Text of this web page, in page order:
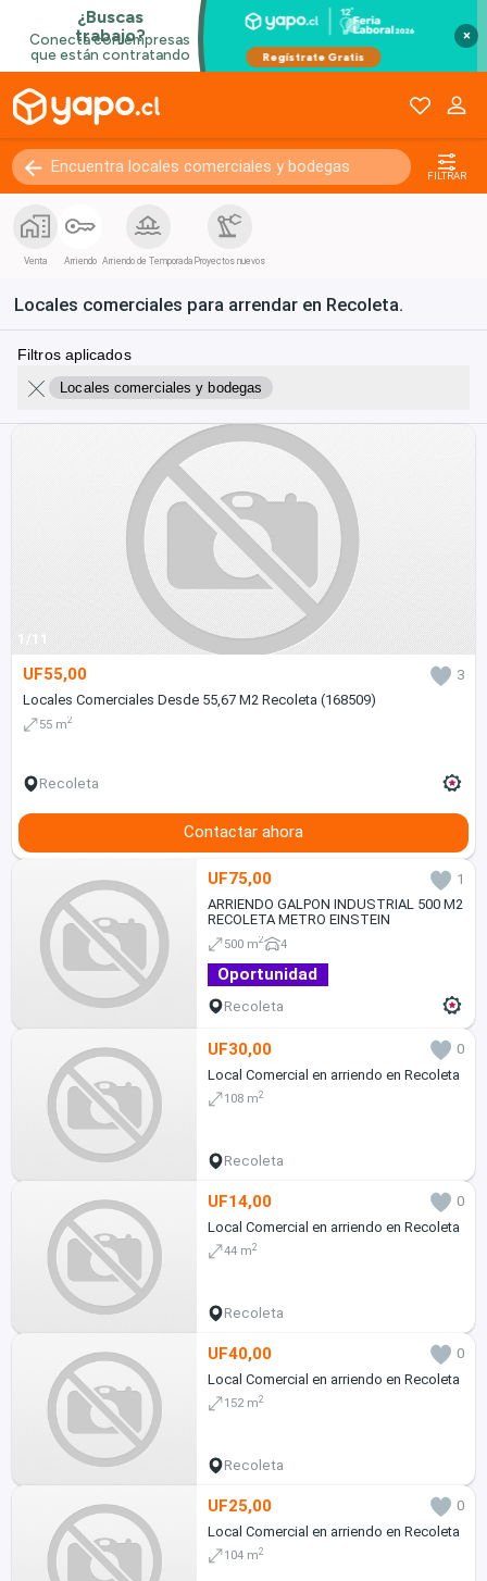
×
FILTRAR
Venta Arriendo Arriendo de Temporada Proyectos nuevos
Locales comerciales para arrendar en Recoleta.
Filtros aplicados
Locales comerciales y bodegas
1/11
UF55,00
3
Locales Comerciales Desde 55,67 M2 Recoleta (168509)
55 m2
Recoleta
Contactar ahora
UF75,00
1
ARRIENDO GALPON INDUSTRIAL 500 M2
RECOLETA METRO EINSTEIN
500 m2 4
Oportunidad
Recoleta
UF30,00
0
Local Comercial en arriendo en Recoleta
108 m2
Recoleta
UF14,00
0
Local Comercial en arriendo en Recoleta
44 m2
Recoleta
UF40,00
0
Local Comercial en arriendo en Recoleta
152 m2
Recoleta
UF25,00
0
Local Comercial en arriendo en Recoleta
104 m2